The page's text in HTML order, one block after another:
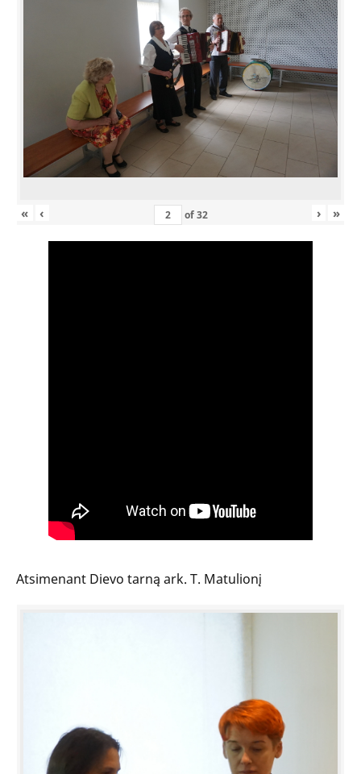
« ‹ of32 › »
Atsimenant Dievo tarną ark. T. Matulionį